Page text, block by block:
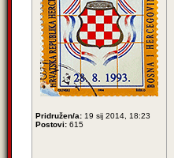
Pridružen/a: 19 sij 2014, 18:23
Postovi: 615